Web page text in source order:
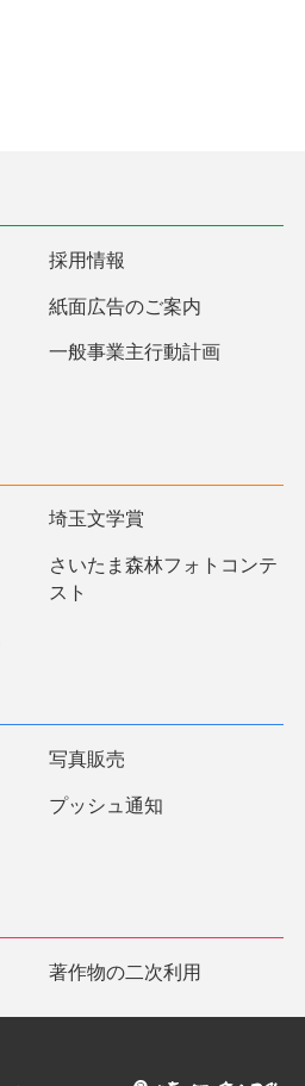
採用情報
紙面広告のご案内
一般事業主行動計画
埼玉文学賞
さいたま森林フォトコンテ
スト
写真販売
プッシュ通知
著作物の二次利用